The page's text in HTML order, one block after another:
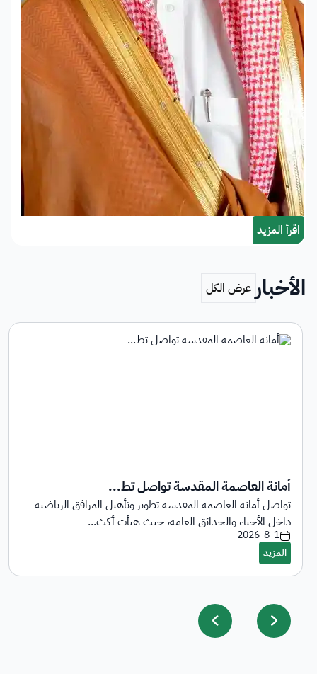
الأخبار
أمانة العاصمة المقدسة تواصل تط...
تواصل أمانة العاصمة المقدسة تطوير وتأهيل المرافق الرياضية
داخل الأحياء والحدائق العامة، حيث هيأت أكث...
2026-8-1